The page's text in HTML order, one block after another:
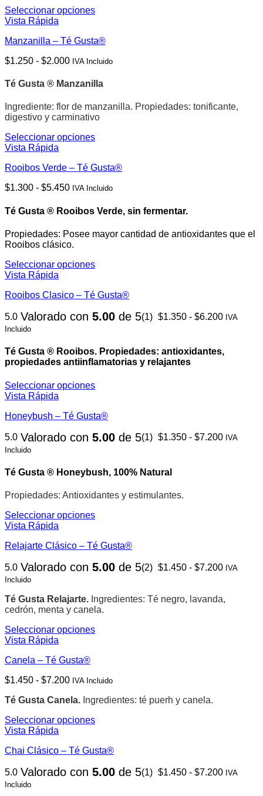
elegir
en
página
producto
hasta
$6.600
Seleccionar opciones
Este
tiene
variantes.
opciones
pueden
elegir
la
página
producto
Vista Rápida
Manzanilla – Té Gusta®
$1.250 - $2.000Rango
precios:
$1.250
hasta
$2.000
IVA Incluido
Té Gusta ® Manzanilla
Ingrediente: flor de manzanilla. Propiedades: tonificante,
digestivo y carminativo
Seleccionar opciones
Este
tiene
variantes.
opciones
pueden
elegir
la
página
producto
Vista Rápida
Rooibos Verde – Té Gusta®
$1.300 - $5.450Rango
precios:
$1.300
hasta
$5.450
IVA Incluido
Té Gusta ® Rooibos Verde, sin fermentar.
Propiedades: Posee mayor cantidad de antioxidantes que el
Rooibos clásico.
Seleccionar opciones
Este
tiene
variantes.
Las
se
pueden
elegir
en
la
página
de
producto
Vista Rápida
Rooibos Clasico – Té Gusta®
5.0 Valorado con 5.00 de 5(1) $1.350 - $6.200Rango
$1.350
IVA
Incluido
Té Gusta ® Rooibos. Propiedades: antioxidantes,
propiedades antiinflamatorias y relajantes
Seleccionar opciones
Este
tiene
variantes.
Las
se
elegir
en
la
página
de
producto
Vista Rápida
Honeybush – Té Gusta®
5.0 Valorado con 5.00 de 5(1) $1.350 - $7.200Rango
IVA
Incluido
Té Gusta ® Honeybush, 100% Natural
Propiedades: Antioxidantes y estimulantes.
Seleccionar opciones
Este
tiene
variantes.
Las
se
pueden
en
la
de
Vista Rápida
Relajarte Clásico – Té Gusta®
5.0 Valorado con 5.00 de 5(2) $1.450 - $7.200Rango
IVA
Incluido
Té Gusta Relajarte. Ingredientes: Té negro, lavanda,
cedrón, menta y canela.
Seleccionar opciones
Este
tiene
variantes.
opciones
pueden
elegir
en
la
página
de
producto
Vista Rápida
Canela – Té Gusta®
$1.450 - $7.200Rango
precios:
$1.450
IVA Incluido
Té Gusta Canela. Ingredientes: té puerh y canela.
Seleccionar opciones
Este
tiene
variantes.
Las
Vista Rápida
Chai Clásico – Té Gusta®
5.0 Valorado con 5.00 de 5(1) $1.450 - $7.200Rango
IVA
Incluido